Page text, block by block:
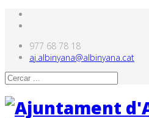
977 68 78 18
aj.albinyana@albinyana.cat